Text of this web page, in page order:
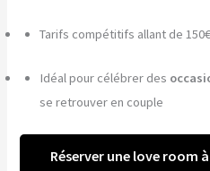
Tarifs compétitifs allant de
Idéal pour célébrer des
se retrouver en couple
Réserver une love room